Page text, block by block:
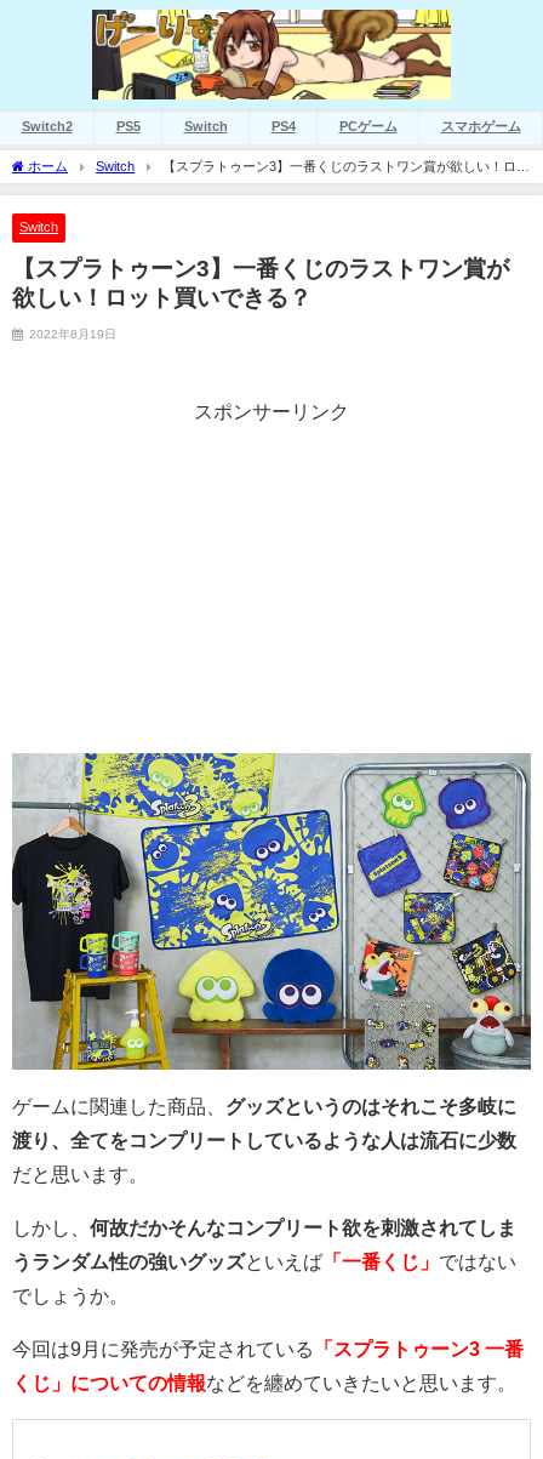
Switch2 PS5 Switch PS4 PCゲーム スマホゲーム
ホーム Switch
【スプラトゥーン3】一番くじのラストワン賞が欲しい！ロッ
ト買いできる？
Switch
【スプラトゥーン3】一番くじのラストワン賞が
欲しい！ロット買いできる？
2022年8月19日
スポンサーリンク
ゲームに関連した商品、 グッズというのはそれこそ多岐に
渡り、全てをコンプリートしているような人は流石に少数
だと思います。
しかし、 何故だかそんなコンプリート欲を刺激されてしま
うランダム性の強いグッズといえば 「一番くじ」 ではない
でしょうか。
今回は9月に発売が予定されている
「スプラトゥーン3 一番
くじ」についての情報などを纏めていきたいと思います。